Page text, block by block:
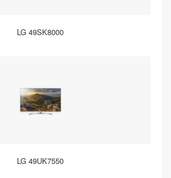
LG 49SK8000
LG 49UK7550